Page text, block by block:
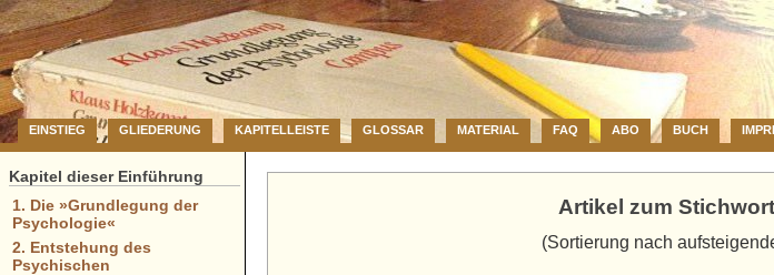
EINSTIEG GLIEDERUNG KAPITELLEISTE GLOSSAR MATERIAL FAQ ABO BUCH
Artikel zum
(Sortierung nach
Kapitel dieser Einführung
1. Die »Grundlegung der
Psychologie«
2. Entstehung des
Psychischen